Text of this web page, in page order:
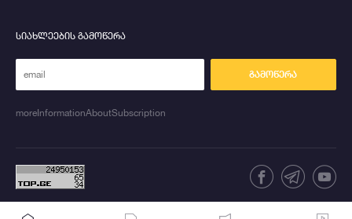
სიახლეების გამოწერა
გამოწერა
moreInformationAboutSubscription